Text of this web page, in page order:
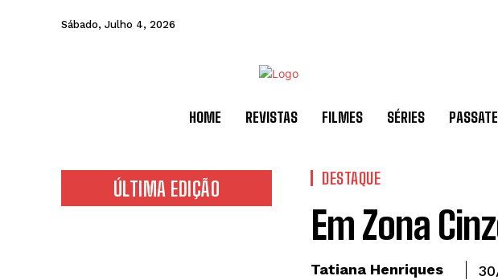
Sábado, Julho 4, 2026
HOME REVISTAS FILMES SÉRIES
ÚLTIMA EDIÇÃO DESTAQUE
Em Zona
Tatiana Henriques